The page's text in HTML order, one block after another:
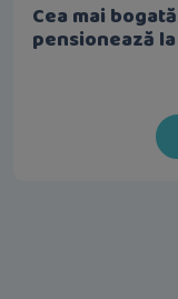
Cea mai
pensionează